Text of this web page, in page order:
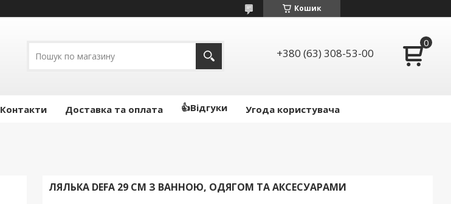
Кошик
+380 (63) 308-53-00
Контакти Доставка та оплата 👍Відгуки Угода користувача
ЛЯЛЬКА DEFA 29 СМ З ВАННОЮ, ОДЯГОМ ТА АКСЕСУАРАМИ